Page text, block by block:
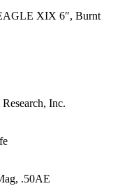
XIX 6″, Burnt
Inc.
.50AE